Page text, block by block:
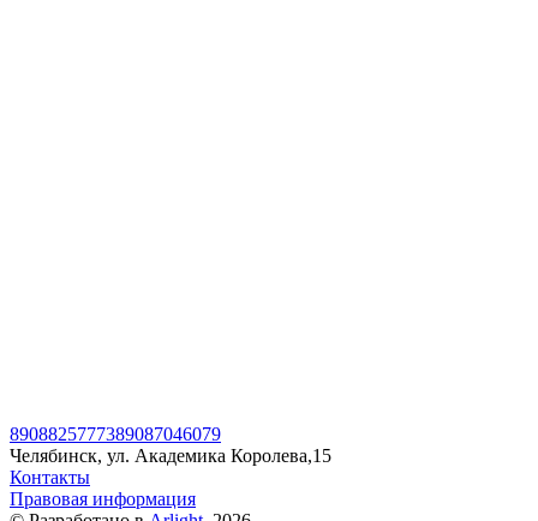
8908825777389087046079
Челябинск, ул. Академика Королева,15
Контакты
Правовая информация